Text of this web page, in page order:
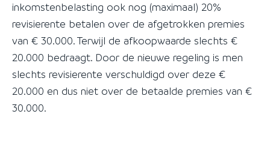
inkomstenbelasting ook nog (maximaal) 20%
revisierente betalen over de afgetrokken premies
van € 30.000. Terwijl de afkoopwaarde slechts €
20.000 bedraagt. Door de nieuwe regeling is men
slechts revisierente verschuldigd over deze €
20.000 en dus niet over de betaalde premies van €
30.000.